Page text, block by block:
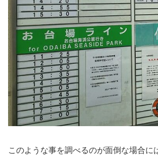
このような事を調べるのが面倒な場合に